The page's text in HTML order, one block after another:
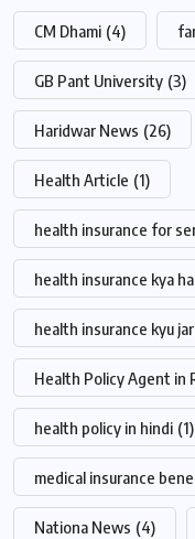
CM Dhami (4)
GB Pant University (3)
Haridwar News (26)
Health Article (1)
health insurance for
health insurance kya
health insurance kyu
Health Policy Agent in
health policy in hindi (1)
medical insurance
Nationa News (4)